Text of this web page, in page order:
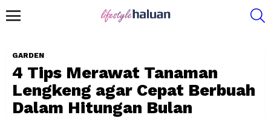
GARDEN
4 Tips Merawat Tanaman
Lengkeng agar Cepat Berbuah
Dalam Hitungan Bulan